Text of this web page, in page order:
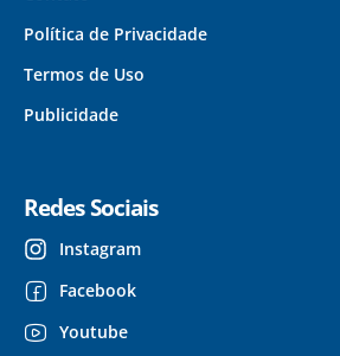
Política de Privacidade
Termos de Uso
Publicidade
Redes Sociais
Instagram
Facebook
Youtube